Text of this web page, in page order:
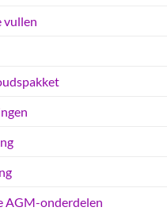
vullen
AGM-onderdelen